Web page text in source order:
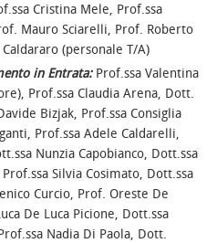
Cristina Mele, Prof.ssa
Mauro Sciarelli, Prof. Roberto
(personale T/A)
in Entrata: Prof.ssa Valentina
Prof.ssa Claudia Arena, Dott.
Bizjak, Prof.ssa Consiglia
Prof.ssa Adele Caldarelli,
Nunzia Capobianco, Dott.ssa
Silvia Cosimato, Dott.ssa
Curcio, Prof. Oreste De
De Luca Picione, Dott.ssa
Nadia Di Paola, Dott.